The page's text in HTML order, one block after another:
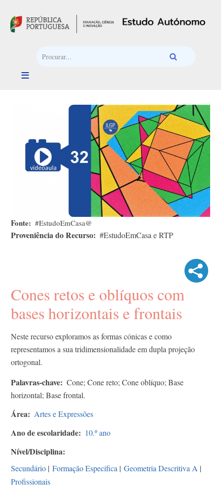
Fonte #EstudoEmCasa@
Proveniência do Recurso #EstudoEmCasa e RTP
Cones retos e oblíquos com
bases horizontais e frontais
Neste recurso exploramos as formas cónicas e como
representamos a sua tridimensionalidade em dupla projeção
ortogonal.
Palavras-chave
Cone; Cone reto; Cone oblíquo; Base
horizontal; Base frontal.
Área Artes e Expressões
Ano de escolaridade 10.º ano
Nível/Disciplina
Secundário | Formação Específica | Geometria Descritiva A |
Profissionais